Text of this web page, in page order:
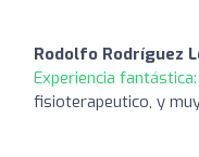
Rodolfo Rodríguez
Experiencia fantástica:
fisioterapeutico, y